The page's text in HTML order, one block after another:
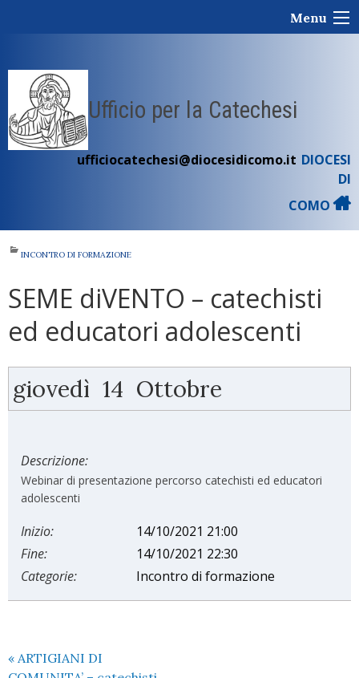
Menu
Ufficio per la Catechesi
ufficiocatechesi@diocesidicomo.it DIOCESI
DI
COMO
INCONTRO DI FORMAZIONE
SEME diVENTO – catechisti
ed educatori adolescenti
giovedì 14 Ottobre
Descrizione:
Webinar di presentazione percorso catechisti ed educatori
adolescenti
Inizio:
14/10/2021 21:00
Fine:
14/10/2021 22:30
Categorie:
Incontro di formazione
« ARTIGIANI DI